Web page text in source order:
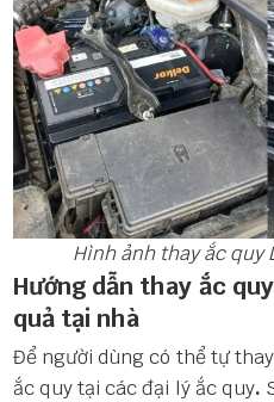
Hình ảnh thay ắc quy
Hướng dẫn thay ắc
quả tại nhà
Để người dùng có thể tự
ắc quy tại các đại lý ắc quy.